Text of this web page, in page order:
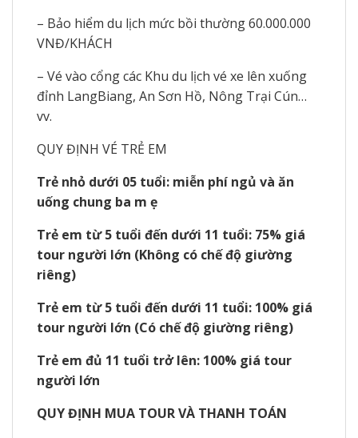
– Bảo hiểm du lịch mức bồi thường 60.000.000
VNĐ/KHÁCH
– Vé vào cổng các Khu du lịch vé xe lên xuống
đỉnh LangBiang, An Sơn Hồ, Nông Trại Cún…
vv.
QUY ĐỊNH VÉ TRẺ EM
Trẻ nhỏ dưới 05 tuổi: miễn phí ngủ và ăn
uống chung ba m ẹ
Trẻ em từ 5 tuổi đến dưới 11 tuổi: 75% giá
tour người lớn (Không có chế độ giường
riêng)
Trẻ em từ 5 tuổi đến dưới 11 tuổi: 100% giá
tour người lớn (Có chế độ giường riêng)
Trẻ em đủ 11 tuổi trở lên: 100% giá tour
người lớn
QUY ĐỊNH MUA TOUR VÀ THANH TOÁN